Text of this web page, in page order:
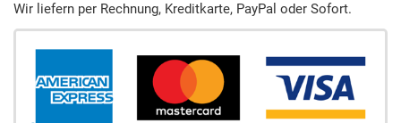
Wir liefern per Rechnung, Kreditkarte, PayPal oder Sofort.